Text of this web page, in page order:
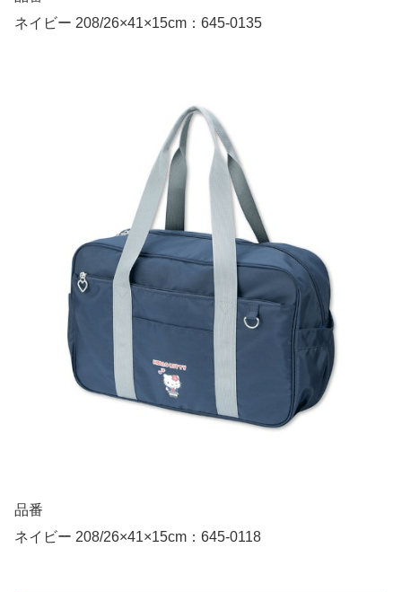
ネイビー 208/26×41×15cm：645-0135
品番
ネイビー 208/26×41×15cm：645-0118